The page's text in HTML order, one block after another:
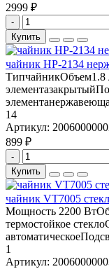
2999 ₽
-
Купить
чайник HP-2134
ТипчайникОбъем1.8
14
Артикул:
899 ₽
-
Купить
чайник VT7005
Мощность 2200
термостойкое
1
Артикул: